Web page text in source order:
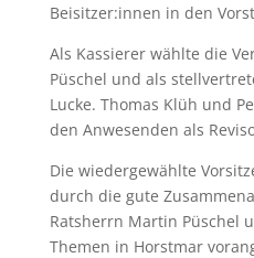
Beisitzer:innen in den
Als Kassierer wählte die
Püschel und als
Lucke. Thomas Klüh und
den Anwesenden als
Die wiedergewählte
durch die gute
Ratsherrn Martin Püschel
Themen in Horstmar